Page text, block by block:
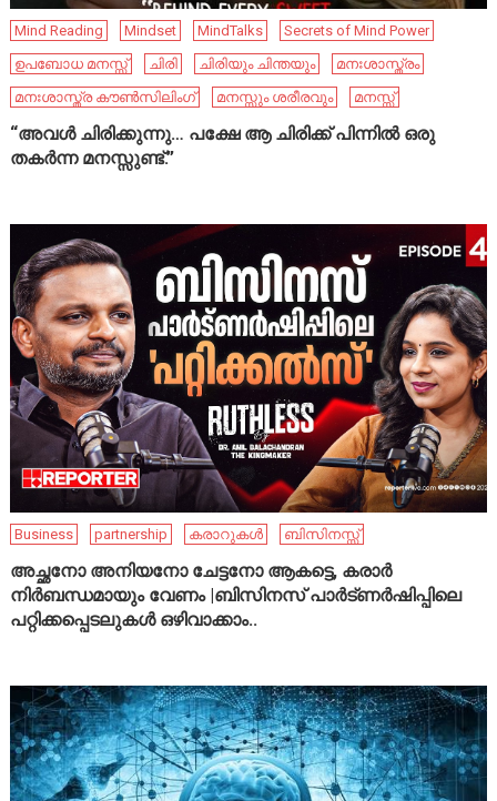
Mind Reading Mindset MindTalks
Secrets of Mind Power
ഉപബോധ മനസ്സ്
ചിരി ചിരിയും ചിന്തയും
മനഃശാസ്ത്രം
മനഃശാസ്ത്ര കൗൺസിലിംഗ്
മനസ്സും ശരീരവും മനസ്സ്
“അവൾ ചിരിക്കുന്നു… പക്ഷേ ആ ചിരിക്ക് പിന്നിൽ ഒരു
തകർന്ന മനസ്സുണ്ട്.”
Business partnership കരാറുകൾ ബിസിനസ്സ്
അച്ഛനോ അനിയനോ ചേട്ടനോ ആകട്ടെ, കരാർ
നിർബന്ധമായും വേണം |ബിസിനസ് പാർട്ണർഷിപ്പിലെ
പറ്റിക്കപ്പെടലുകൾ ഒഴിവാക്കാം..